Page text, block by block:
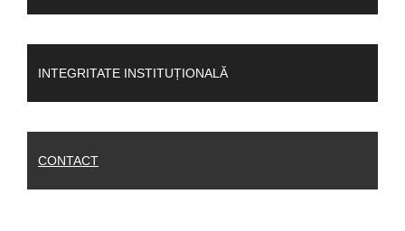
INTEGRITATE INSTITUȚIONALĂ
CONTACT